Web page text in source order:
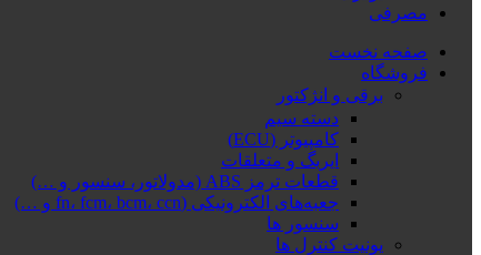
مصرفی
صفحه نخست
فروشگاه
برقی و انژکتور
دسته سیم
کامپیوتر (ECU)
ایربگ و متعلقات
قطعات ترمز ABS (مدولاتور، سنسور و …)
جعبه‌های الکترونیکی (fn، fcm، bcm، ccn و …)
سنسور ها
یونیت کنترل ها